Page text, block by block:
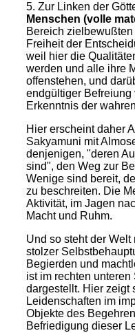
5. Zur Linken der
Menschen (volle
Bereich
Freiheit der
weil hier die
werden und alle ihre
offenstehen, und
endgültiger Befreiung
Erkenntnis der
Hier erscheint daher
Sakyamuni mit
denjenigen, "deren
sind", den Weg zur
Wenige sind bereit,
zu beschreiten. Die
Aktivität, im Jagen
Macht und Ruhm.
Und so steht der
stolzer
Begierden und
ist im rechten
dargestellt. Hier zeigt
Leidenschaften im
Objekte des
Befriedigung dieser